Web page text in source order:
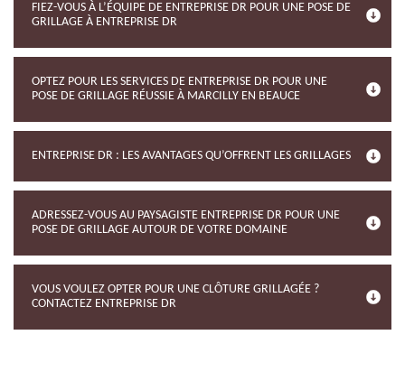
FIEZ-VOUS À L’ÉQUIPE DE ENTREPRISE DR POUR UNE POSE DE
GRILLAGE À ENTREPRISE DR
OPTEZ POUR LES SERVICES DE ENTREPRISE DR POUR UNE
POSE DE GRILLAGE RÉUSSIE À MARCILLY EN BEAUCE
ENTREPRISE DR : LES AVANTAGES QU’OFFRENT LES GRILLAGES
ADRESSEZ-VOUS AU PAYSAGISTE ENTREPRISE DR POUR UNE
POSE DE GRILLAGE AUTOUR DE VOTRE DOMAINE
VOUS VOULEZ OPTER POUR UNE CLÔTURE GRILLAGÉE ?
CONTACTEZ ENTREPRISE DR